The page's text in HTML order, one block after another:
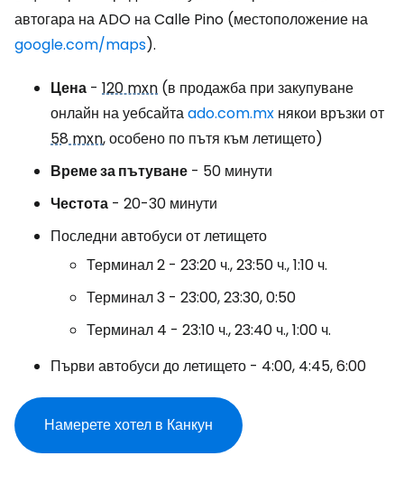
автогара на ADO на Calle Pino (местоположение на
google.com/maps).
Цена - 120 mxn (в продажба при закупуване
онлайн на уебсайтаado.com.mx някои връзки от
58 mxn, особено по пътя към летището)
Време за пътуване - 50 минути
Честота - 20-30 минути
Последни автобуси от летището
Терминал 2 - 23:20 ч., 23:50 ч., 1:10 ч.
Терминал 3 - 23:00, 23:30, 0:50
Терминал 4 - 23:10 ч., 23:40 ч., 1:00 ч.
Първи автобуси до летището - 4:00, 4:45, 6:00
Намерете хотел в Канкун